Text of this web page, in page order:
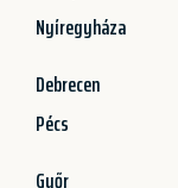
Nyíregyháza
Debrecen
Pécs
Győr